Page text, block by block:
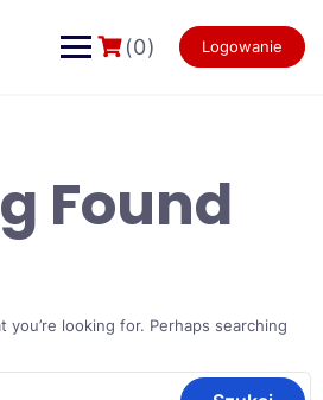
(0) Logowanie
Found
you’re looking for. Perhaps searching